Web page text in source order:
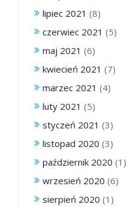
lipiec 2021 (8)
czerwiec 2021 (5)
maj 2021 (6)
kwiecień 2021 (7)
marzec 2021 (4)
luty 2021 (5)
styczeń 2021 (3)
listopad 2020 (3)
październik 2020 (1)
wrzesień 2020 (6)
sierpień 2020 (1)